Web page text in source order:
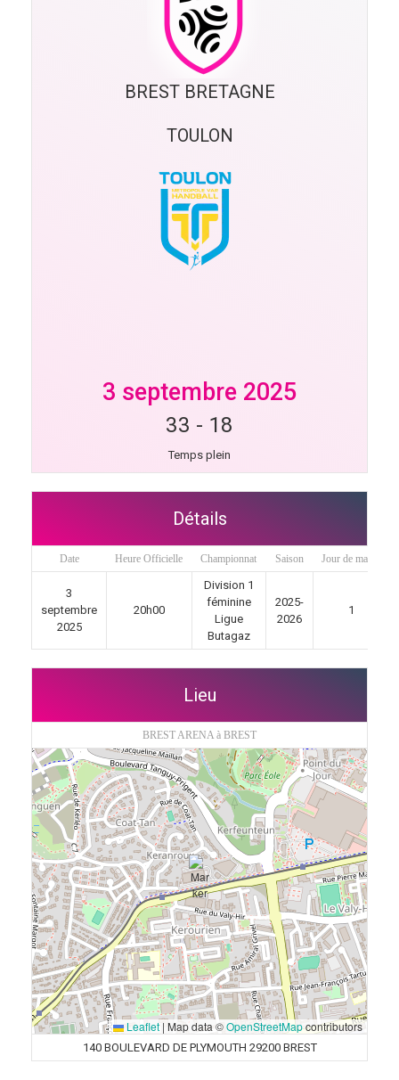
BREST BRETAGNE
TOULON
3 septembre 2025
33 - 18
Temps plein
Détails
Date Heure Officielle Championnat Saison Jour de match
3
septembre
2025
20h00
Division 1
féminine
Ligue
Butagaz
2025-
2026
1
Lieu
BREST ARENA à BREST
Leaflet | Map data ©OpenStreetMapcontributors
140 BOULEVARD DE PLYMOUTH 29200 BREST